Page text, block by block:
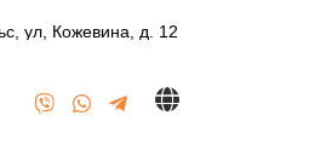
ул, Кожевина, д. 12